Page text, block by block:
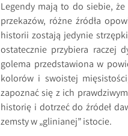
Legendy mają to do siebie,
przekazów, różne źródła
historii zostają jedynie
ostatecznie przybiera raczej
golema przedstawiona w
kolorów i swoistej
zapoznać się z ich
historię i dotrzeć do źródeł
zemsty w „glinianej” istocie.